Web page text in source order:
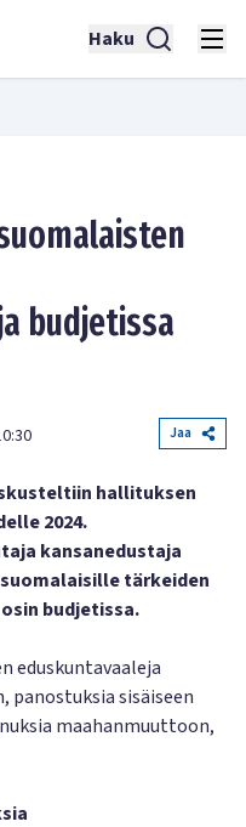
Haku
budjetissa
Jaa
hallituksen
2024.
kansanedustaja
tärkeiden
budjetissa.
eduskuntavaaleja
panostuksia sisäiseen
maahanmuuttoon,